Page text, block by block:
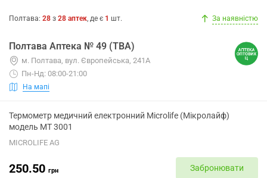
Полтава: 28 з 28 аптек, де є 1 шт. За наявністю
Полтава Аптека № 49 (ТВА)
м. Полтава, вул. Європейська, 241А
Пн-Нд: 08:00-21:00
На мапі
Термометр медичний електронний Microlife (Мікролайф)
модель МТ 3001
MICROLIFE AG
250.50 грн Забронювати